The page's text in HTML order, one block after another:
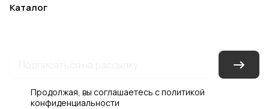
Каталог
Продолжая, вы соглашаетесь сполитикой
конфиденциальности